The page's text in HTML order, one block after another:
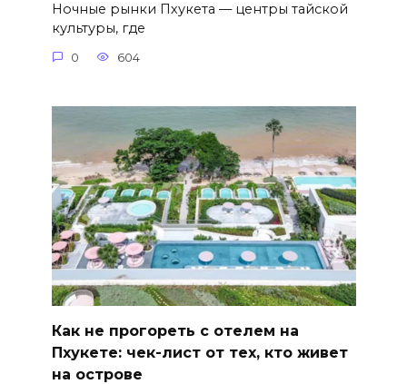
Ночные рынки Пхукета — центры тайской
культуры, где
0 604
Как не прогореть с отелем на
Пхукете: чек-лист от тех, кто живет
на острове